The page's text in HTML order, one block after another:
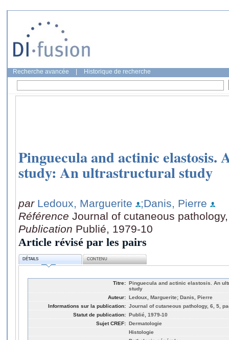
Recherche avancée Historique de recherche
Pinguecula and actinic
study: An ultrastructural study
par Ledoux, Marguerite
;Danis, Pierre
Référence Journal of cutaneous
Publication Publié, 1979-10
Article révisé par les pairs
DÉTAILS CONTENU
Titre: Pinguecula and actinic elastosis. An
study
Auteur: Ledoux, Marguerite; Danis, Pierre
Informations sur la publication: Journal of cutaneous pathology, 6, 5,
Statut de publication: Publié, 1979-10
Sujet CREF: Dermatologie
Histologie